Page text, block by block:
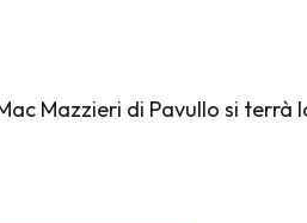
Mazzieri di Pavullo si